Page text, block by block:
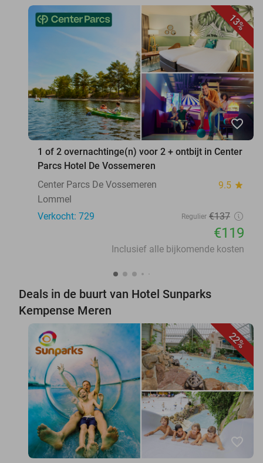
13%
favorite_border
1 of 2 overnachtinge(n) voor 2 + ontbijt in Center
Parcs Hotel De Vossemeren
Center Parcs De Vossemeren
9.5 star
Lommel
Verkocht: 729
Regulier €137
€119
Inclusief alle bijkomende kosten
Deals in de buurt van Hotel Sunparks
Kempense Meren
22%
favorite_border